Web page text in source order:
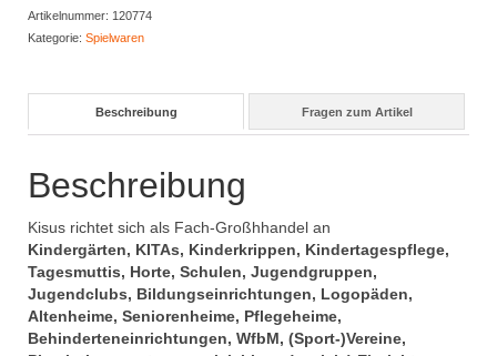
Artikelnummer: 120774
Kategorie: Spielwaren
Beschreibung Fragen zum Artikel
Beschreibung
Kisus richtet sich als Fach-Großhhandel an
Kindergärten, KITAs, Kinderkrippen, Kindertagespflege,
Tagesmuttis, Horte, Schulen, Jugendgruppen,
Jugendclubs, Bildungseinrichtungen, Logopäden,
Altenheime, Seniorenheime, Pflegeheime,
Behinderteneinrichtungen, WfbM, (Sport-)Vereine,